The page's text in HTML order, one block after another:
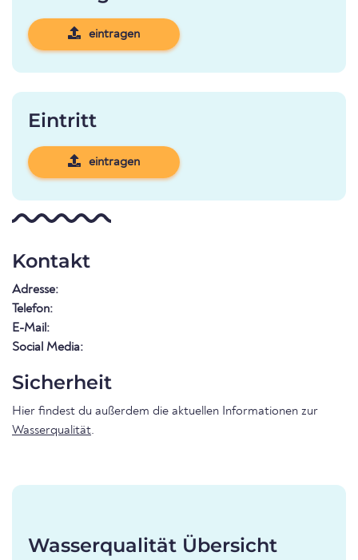
eintragen
Eintritt
eintragen
Kontakt
Adresse:
Telefon:
E-Mail:
Social Media:
Sicherheit
Hier findest du außerdem die aktuellen Informationen zur
Wasserqualität.
Wasserqualität Übersicht